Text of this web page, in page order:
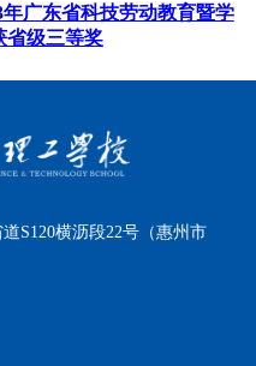
广东省科技劳动教育暨学
省级三等奖
S120横沥段22号（惠州市